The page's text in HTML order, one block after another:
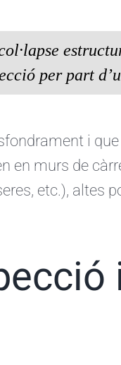
per part
i
en murs de
etc.), altes